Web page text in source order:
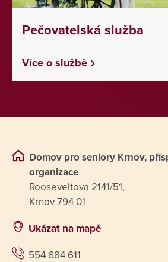
Pečovatelská služba
Více o službě
Domov pro seniory Krnov,
organizace
Rooseveltova 2141/51,
Krnov 794 01
Ukázat na mapě
554 684 611